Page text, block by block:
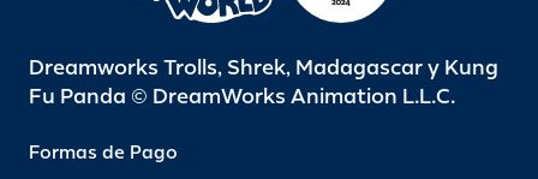
Dreamworks Trolls, Shrek, Madagascar y Kung
Fu Panda © DreamWorks Animation L.L.C.
Formas de Pago